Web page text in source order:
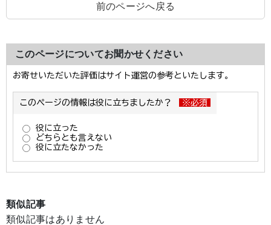
前のページへ戻る
このページについてお聞かせください
類似記事
類似記事はありません